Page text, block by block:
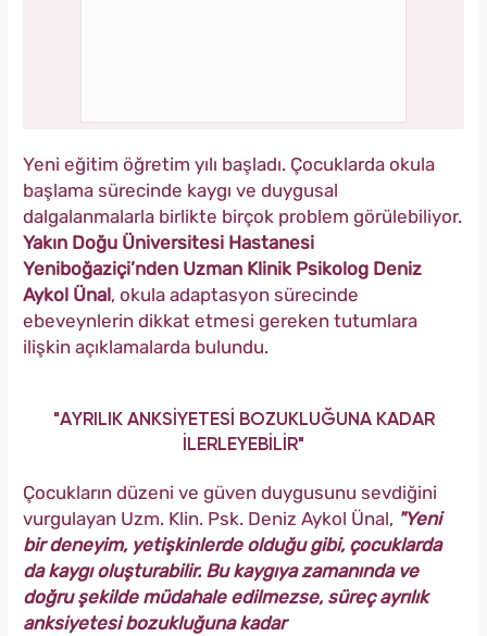
Yeni eğitim öğretim yılı başladı. Çocuklarda okula
başlama sürecinde kaygı ve duygusal
dalgalanmalarla birlikte birçok problem görülebiliyor.
Yakın Doğu Üniversitesi Hastanesi
Yeniboğaziçi’nden Uzman Klinik Psikolog Deniz
Aykol Ünal, okula adaptasyon sürecinde
ebeveynlerin dikkat etmesi gereken tutumlara
ilişkin açıklamalarda bulundu.
"AYRILIK ANKSİYETESİ BOZUKLUĞUNA KADAR
İLERLEYEBİLİR"
Çocukların düzeni ve güven duygusunu sevdiğini
vurgulayan Uzm. Klin. Psk. Deniz Aykol Ünal, "Yeni
bir deneyim, yetişkinlerde olduğu gibi, çocuklarda
da kaygı oluşturabilir. Bu kaygıya zamanında ve
doğru şekilde müdahale edilmezse, süreç ayrılık
anksiyetesi bozukluğuna kadar